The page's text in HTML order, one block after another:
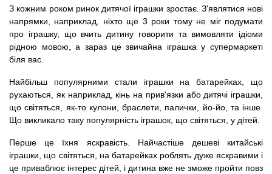
З кожним роком ринок дитячої іграшки зростає. З'являтися нові
напрямки, наприклад, ніхто ще 3 роки тому не міг подумати
про іграшку, що вчить дитину говорити та вимовляти ідіоми
рідною мовою, а зараз це звичайна іграшка у супермаркеті
біля вас.
Найбільш популярними стали іграшки на батарейках, що
рухаються, як наприклад, кінь на прив'язки або дитячі іграшки,
що світяться, як-то кулони, браслети, палички, йо-йо, та інше.
Що викликало таку популярність іграшок, що світяться, у дітей.
Перше це їхня яскравість. Найчастіше дешеві китайські
іграшки, що світяться, на батарейках роблять дуже яскравими і
це приваблює інтерес дітей, і дитина вже не зможе пройти повз